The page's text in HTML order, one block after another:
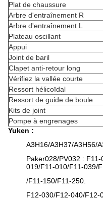
Plat de chaussure
Arbre d'entraînement R
Arbre d'entraînement L
Plateau oscillant
Appui
Joint de baril
Clapet anti-retour long
Vérifiez la vallée courte
Ressort hélicoïdal
Ressort de guide de boule
Kits de joint
Pompe à engrenages
Yuken :
A3H16/A3H37/A3H56/
Paker028/PV032 :
019/F11-010/F11-039/
/F11-150/F11-250.
F12-030/F12-040/F12-